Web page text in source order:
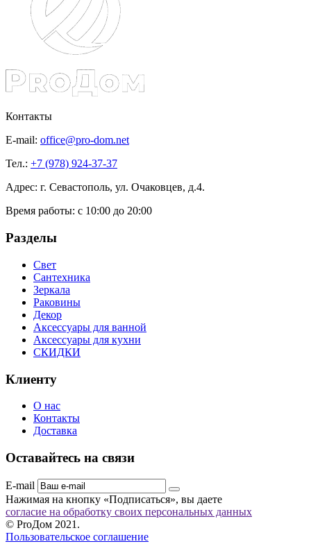
Контакты
E-mail: office@pro-dom.net
Тел.: +7 (978) 924-37-37
Адрес: г. Севастополь, ул. Очаковцев, д.4.
Время работы: с 10:00 до 20:00
Разделы
Свет
Сантехника
Зеркала
Раковины
Декор
Аксессуары для ванной
Аксессуары для кухни
СКИДКИ
Клиенту
О нас
Контакты
Доставка
Оставайтесь на связи
E-mail
Нажимая на кнопку «Подписаться», вы даете
согласие на обработку своих персональных данных
© ProДом 2021.
Пользовательское соглашение